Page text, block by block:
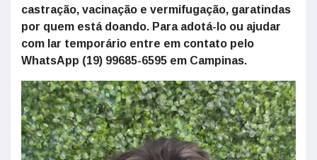
castração, vacinação e vermifugação, garatindas
por quem está doando. Para adotá-lo ou ajudar
com lar temporário entre em contato pelo
WhatsApp (19) 99685-6595 em Campinas.